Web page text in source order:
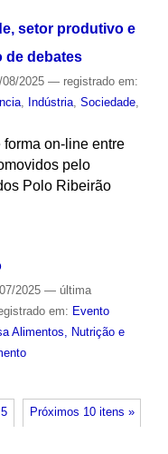
setor produtivo e
de debates
2025 — registrado em:
, Indústria, Sociedade,
on-line entre
pelo
Polo Ribeirão
2025 — última
em: Evento
Alimentos, Nutrição e
Próximos 10 itens »
5